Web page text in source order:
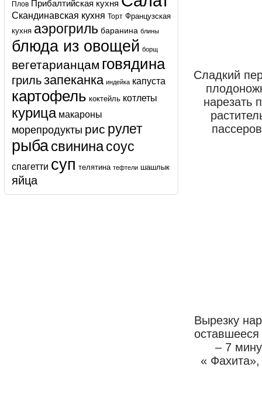
Плов Прибалтийская кухня
Скандинавская кухня Торт Французская
кухня аэрогриль баранина блины
блюда из овощей борщ
вегетарианцам говядина
грильзапеканка индейка капуста
картофель коктейль котлеты
курица макароны
морепродукты рис рулет
рыбасвининасоус
спагетти суп телятина тефтели шашлык
яйца
Сладкий
нарезать
Вырезку
– 7
«